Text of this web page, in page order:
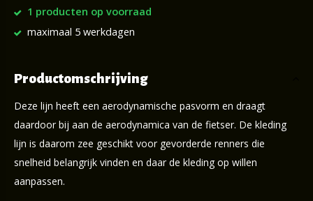
1 producten op voorraad
maximaal 5 werkdagen
Productomschrijving
Deze lijn heeft een aerodynamische pasvorm en draagt
daardoor bij aan de aerodynamica van de fietser. De kleding
lijn is daarom zee geschikt voor gevorderde renners die
snelheid belangrijk vinden en daar de kleding op willen
aanpassen.